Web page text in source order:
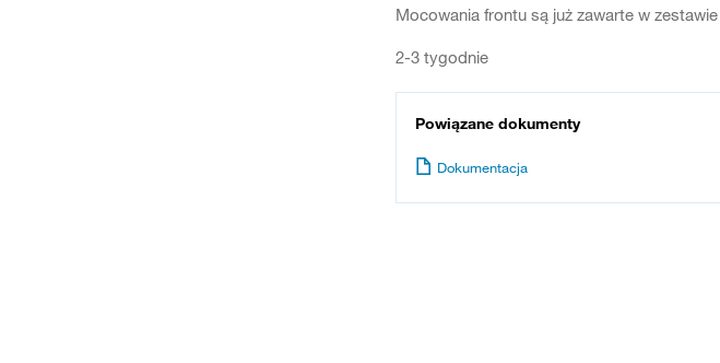
Mocowania frontu są już zawarte w
2-3 tygodnie
Powiązane dokumenty
Dokumentacja